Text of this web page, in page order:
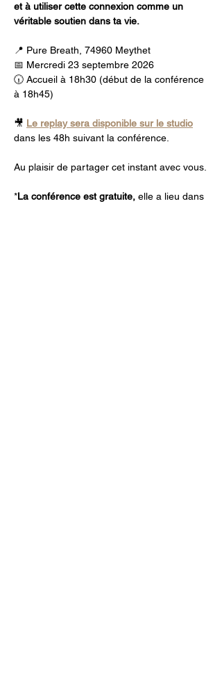
et à utiliser cette connexion comme un
véritable soutien dans ta vie.
📍 Pure Breath, 74960 Meythet
📅 Mercredi 23 septembre 2026
🕡 Accueil à 18h30 (début de la conférence
à 18h45)
🎥 Le replay sera disponible sur le studio
dans les 48h suivant la conférence.
Au plaisir de partager cet instant avec vous.
*La conférence est gratuite, elle a lieu dans